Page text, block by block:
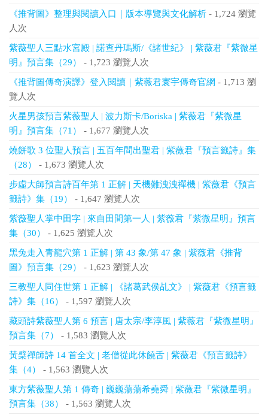
《推背圖》整理與閱讀入口｜版本導覽與文化解析 - 1,724 瀏覽
人次
紫薇聖人三點水宮殿 | 諾查丹瑪斯/《諸世紀》 | 紫薇君『紫微星
明』預言集（29）
- 1,723 瀏覽人次
《推背圖傳奇演譯》登入閱讀｜紫薇君寰宇傳奇官網 - 1,713 瀏
覽人次
火星男孩預言紫薇聖人 | 波力斯卡/Boriska | 紫薇君『紫微星
明』預言集（71）
- 1,677 瀏覽人次
燒餅歌 3 位聖人預言 | 五百年間出聖君 | 紫薇君『預言籤詩』集
（28）
- 1,673 瀏覽人次
步虛大師預言詩百年第 1 正解 | 天機難洩洩禪機 | 紫薇君《預言
籤詩》集（19）
- 1,647 瀏覽人次
紫薇聖人掌中田字 | 來自田間第一人 | 紫薇君『紫微星明』預言
集（30）
- 1,625 瀏覽人次
黑兔走入青龍穴第 1 正解 | 第 43 象/第 47 象 | 紫薇君《推背
圖》預言集（29）
- 1,623 瀏覽人次
三教聖人同住世第 1 正解 | 《諸葛武侯乩文》 | 紫薇君《預言籤
詩》集（16）
- 1,597 瀏覽人次
藏頭詩紫薇聖人第 6 預言 | 唐太宗/李淳風 | 紫薇君『紫微星明』
預言集（7）
- 1,583 瀏覽人次
黃檗禪師詩 14 首全文 | 老僧從此休饒舌 | 紫薇君《預言籤詩》
集（4）
- 1,563 瀏覽人次
東方紫薇聖人第 1 傳奇 | 巍巍蕩蕩希堯舜 | 紫薇君『紫微星明』
預言集（38）
- 1,563 瀏覽人次